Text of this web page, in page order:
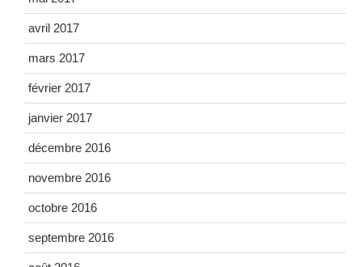
avril 2017
mars 2017
février 2017
janvier 2017
décembre 2016
novembre 2016
octobre 2016
septembre 2016